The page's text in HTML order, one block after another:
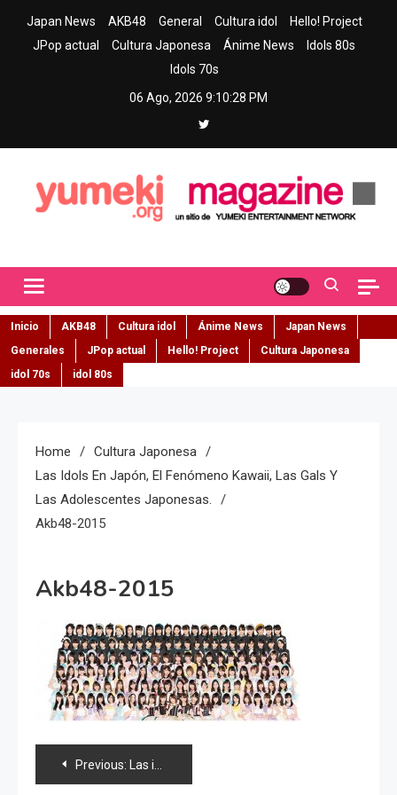
Japan News AKB48 General Cultura idol
Hello! Project
JPop actual
Cultura Japonesa Ánime News
Idols 80s
Idols 70s
06 Ago, 2026 9:10:29 PM
Inicio AKB48 Cultura idol Ánime News
Japan News
Generales
JPop actual Hello! Project
Cultura Japonesa
idol 70s
idol 80s
Home
Cultura Japonesa
Las Idols En Japón, El Fenómeno Kawaii, Las Gals Y
Las Adolescentes Japonesas.
Akb48-2015
Akb48-2015
Navegación
Previous: Las idols en Japón, el fenómeno kawaii, las Gals y las adolescentes japonesas.